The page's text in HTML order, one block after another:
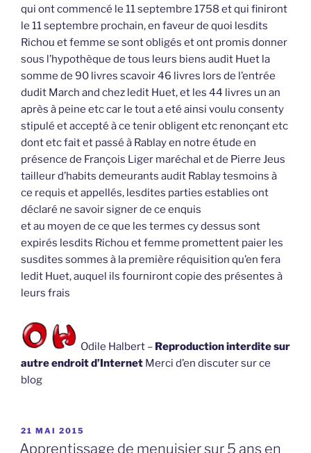
qui ont commencé le 11 septembre 1758 et qui finiront
le 11 septembre prochain, en faveur de quoi lesdits
Richou et femme se sont obligés et ont promis donner
sous l’hypothèque de tous leurs biens audit Huet la
somme de 90 livres scavoir 46 livres lors de l’entrée
dudit March and chez ledit Huet, et les 44 livres un an
après à peine etc car le tout a eté ainsi voulu consenty
stipulé et accepté à ce tenir obligent etc renonçant etc
dont etc fait et passé à Rablay en notre étude en
présence de François Liger maréchal et de Pierre Jeus
tailleur d’habits demeurants audit Rablay tesmoins à
ce requis et appellés, lesdites parties establies ont
déclaré ne savoir signer de ce enquis
et au moyen de ce que les termes cy dessus sont
expirés lesdits Richou et femme promettent paier les
susdites sommes à la première réquisition qu’en fera
ledit Huet, auquel ils fourniront copie des présentes à
leurs frais
Odile Halbert – Reproduction interdite sur
autre endroit d’Internet Merci d’en discuter sur ce
blog
PUBLIÉ
LE
21 MAI 2015
Apprentissage de menuisier sur 5 ans en